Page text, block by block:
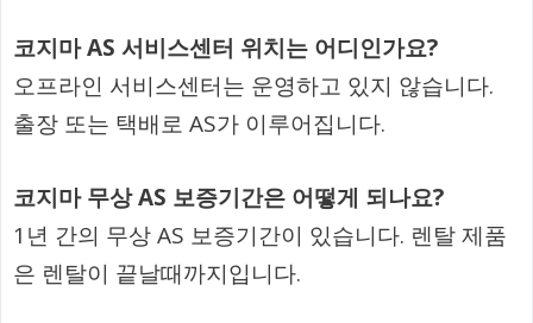
코지마 AS 서비스센터 위치는 어디인가요?
오프라인 서비스센터는 운영하고 있지 않습니다.
출장 또는 택배로 AS가 이루어집니다.
코지마 무상 AS 보증기간은 어떻게 되나요?
1년 간의 무상 AS 보증기간이 있습니다. 렌탈 제품
은 렌탈이 끝날때까지입니다.